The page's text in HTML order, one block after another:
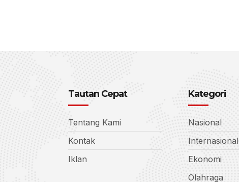
Tautan Cepat
Tentang Kami
Kontak
Iklan
Kategori
Nasional
Internasional
Ekonomi
Olahraga